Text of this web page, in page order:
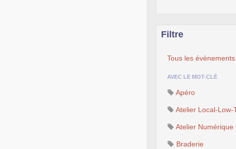
Filtre
Tous les évènements
AVEC LE MOT-CLÉ
Apéro
Atelier Local-Low-
Atelier Numérique
Braderie